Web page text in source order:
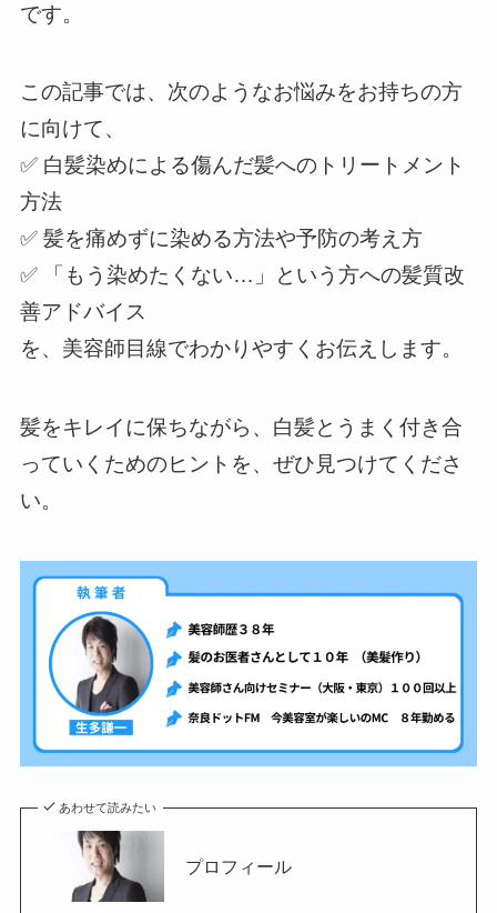
です。
この記事では、次のようなお悩みをお持ちの方
に向けて、
✅ 白髪染めによる傷んだ髪へのトリートメント
方法
✅ 髪を痛めずに染める方法や予防の考え方
✅ 「もう染めたくない…」という方への髪質改
善アドバイス
を、美容師目線でわかりやすくお伝えします。
髪をキレイに保ちながら、白髪とうまく付き合
っていくためのヒントを、ぜひ見つけてくださ
い。
あわせて読みたい
プロフィール